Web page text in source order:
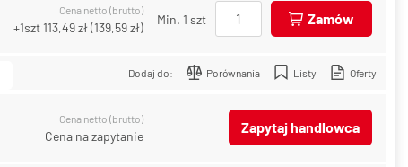
Cena netto (brutto)
+1szt 113,49 zł(139,59 zł)
Min. 1 szt Zamów
Dodaj do: Porównania Listy Oferty
Cena netto (brutto)
Cena na zapytanie Zapytaj handlowca